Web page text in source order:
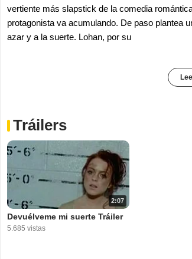
vertiente más slapstick de la comedia
protagonista va acumulando. De paso plantea
azar y a la suerte. Lohan, por su
Tráilers
2:07
Devuélveme mi suerte Tráiler
5.685 vistas